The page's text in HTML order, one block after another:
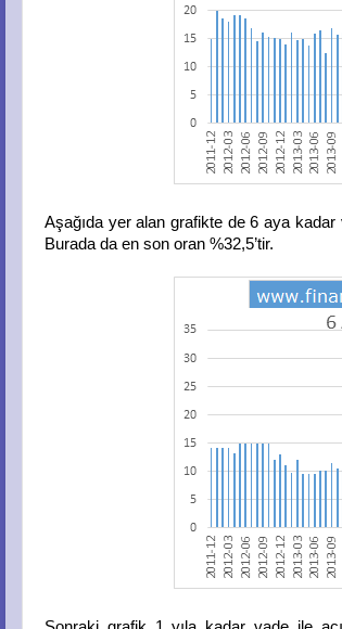
Aşağıda yer alan grafikte de 6 aya kadar
Burada da en son oran %32,5’tir.